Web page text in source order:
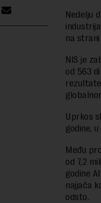
Nedelju
na
NIS je
od 563
Uprkos
godine,
Među
od 7,2
godine
najjača
odsto.